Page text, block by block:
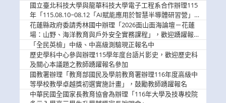
國立臺北科技大學與龍華科技大學電子工程系合作辦理115
年「115.08.10~08.12「AI賦能應用於智慧半導體研習營」，
歡迎學生踴躍報名參加
花蓮縣政府委請秀林國中辦理「2026面山面海論壇－花蓮
場：山野、海洋教育與戶外安全實務課程」，歡迎踴躍報名
參加
「全民英檢」中級、中高級測驗現正報名中
歷史學科中心參與辦理115學年度台語片影史，歡迎歷史科
及關心本議題之教師踴躍報名參加
國教署辦理「教育部國民及學前教育署辦理116年度高級中
等學校教學卓越獎初選實施計畫」，鼓勵教師踴躍報名
中華民國全國家長教育協會為辦理「116年大學及技專校院